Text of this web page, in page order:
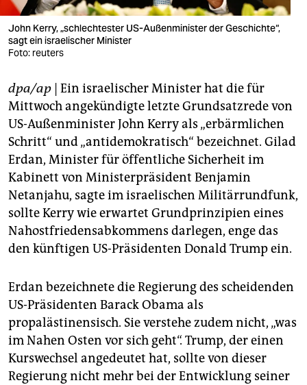
veranstaltungen
shop
fragen & hilfe
unterstützen
abo
genossenschaft
epaper login
John Kerry, „schlechtester US-Außenminister der Geschichte“,
sagt ein israelischer Minister
Foto: reuters
dpa/ap | Ein israelischer Minister hat die für
Mittwoch angekündigte letzte Grundsatzrede von
US-Außenminister John Kerry als „erbärmlichen
Schritt“ und „antidemokratisch“ bezeichnet. Gilad
Erdan, Minister für öffentliche Sicherheit im
Kabinett von Ministerpräsident Benjamin
Netanjahu, sagte im israelischen Militärrundfunk,
sollte Kerry wie erwartet Grundprinzipien eines
Nahostfriedensabkommens darlegen, enge das
den künftigen US-Präsidenten Donald Trump ein.
Erdan bezeichnete die Regierung des scheidenden
US-Präsidenten Barack Obama als
propalästinensisch. Sie verstehe zudem nicht, „was
im Nahen Osten vor sich geht“. Trump, der einen
Kurswechsel angedeutet hat, sollte von dieser
Regierung nicht mehr bei der Entwicklung seiner